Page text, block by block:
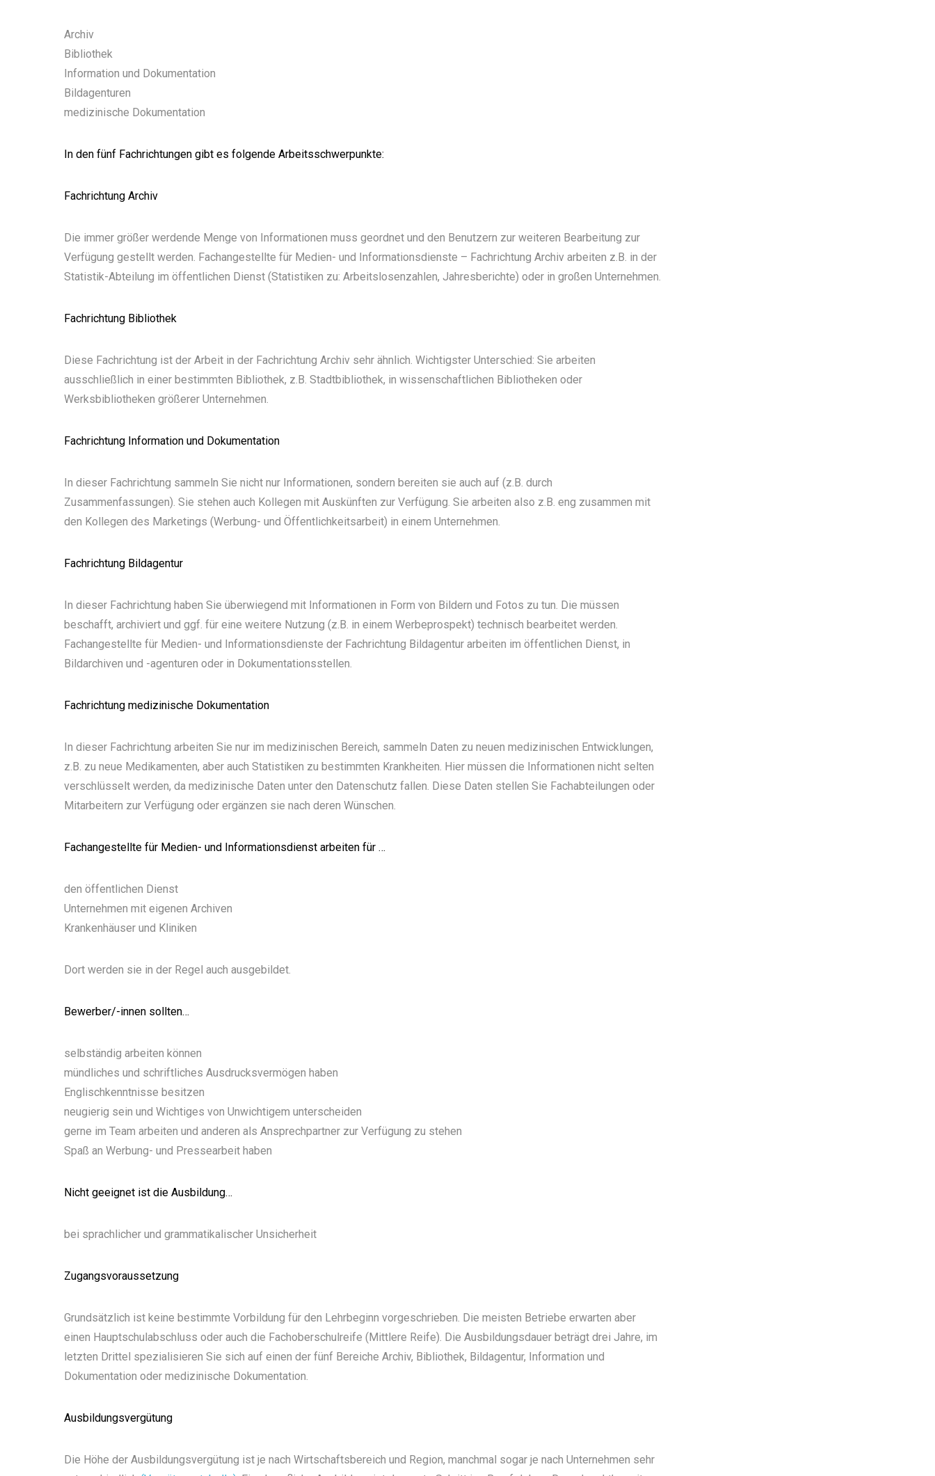
Archiv
Bibliothek
Information und Dokumentation
Bildagenturen
medizinische Dokumentation
In den fünf Fachrichtungen gibt es folgende Arbeitsschwerpunkte:
Fachrichtung Archiv
Die immer größer werdende Menge von Informationen muss geordnet und den Benutzern zur weiteren Bearbeitung zur
Verfügung gestellt werden. Fachangestellte für Medien- und Informationsdienste – Fachrichtung Archiv arbeiten z.B. in der
Statistik-Abteilung im öffentlichen Dienst (Statistiken zu: Arbeitslosenzahlen, Jahresberichte) oder in großen Unternehmen.
Fachrichtung Bibliothek
Diese Fachrichtung ist der Arbeit in der Fachrichtung Archiv sehr ähnlich. Wichtigster Unterschied: Sie arbeiten
ausschließlich in einer bestimmten Bibliothek, z.B. Stadtbibliothek, in wissenschaftlichen Bibliotheken oder
Werksbibliotheken größerer Unternehmen.
Fachrichtung Information und Dokumentation
In dieser Fachrichtung sammeln Sie nicht nur Informationen, sondern bereiten sie auch auf (z.B. durch
Zusammenfassungen). Sie stehen auch Kollegen mit Auskünften zur Verfügung. Sie arbeiten also z.B. eng zusammen mit
den Kollegen des Marketings (Werbung- und Öffentlichkeitsarbeit) in einem Unternehmen.
Fachrichtung Bildagentur
In dieser Fachrichtung haben Sie überwiegend mit Informationen in Form von Bildern und Fotos zu tun. Die müssen
beschafft, archiviert und ggf. für eine weitere Nutzung (z.B. in einem Werbeprospekt) technisch bearbeitet werden.
Fachangestellte für Medien- und Informationsdienste der Fachrichtung Bildagentur arbeiten im öffentlichen Dienst, in
Bildarchiven und -agenturen oder in Dokumentationsstellen.
Fachrichtung medizinische Dokumentation
In dieser Fachrichtung arbeiten Sie nur im medizinischen Bereich, sammeln Daten zu neuen medizinischen Entwicklungen,
z.B. zu neue Medikamenten, aber auch Statistiken zu bestimmten Krankheiten. Hier müssen die Informationen nicht selten
verschlüsselt werden, da medizinische Daten unter den Datenschutz fallen. Diese Daten stellen Sie Fachabteilungen oder
Mitarbeitern zur Verfügung oder ergänzen sie nach deren Wünschen.
Fachangestellte für Medien- und Informationsdienst arbeiten für …
den öffentlichen Dienst
Unternehmen mit eigenen Archiven
Krankenhäuser und Kliniken
Dort werden sie in der Regel auch ausgebildet.
Bewerber/-innen sollten…
selbständig arbeiten können
mündliches und schriftliches Ausdrucksvermögen haben
Englischkenntnisse besitzen
neugierig sein und Wichtiges von Unwichtigem unterscheiden
gerne im Team arbeiten und anderen als Ansprechpartner zur Verfügung zu stehen
Spaß an Werbung- und Pressearbeit haben
Nicht geeignet ist die Ausbildung…
bei sprachlicher und grammatikalischer Unsicherheit
Zugangsvoraussetzung
Grundsätzlich ist keine bestimmte Vorbildung für den Lehrbeginn vorgeschrieben. Die meisten Betriebe erwarten aber
einen Hauptschulabschluss oder auch die Fachoberschulreife (Mittlere Reife). Die Ausbildungsdauer beträgt drei Jahre, im
letzten Drittel spezialisieren Sie sich auf einen der fünf Bereiche Archiv, Bibliothek, Bildagentur, Information und
Dokumentation oder medizinische Dokumentation.
Ausbildungsvergütung
Die Höhe der Ausbildungsvergütung ist je nach Wirtschaftsbereich und Region, manchmal sogar je nach Unternehmen sehr